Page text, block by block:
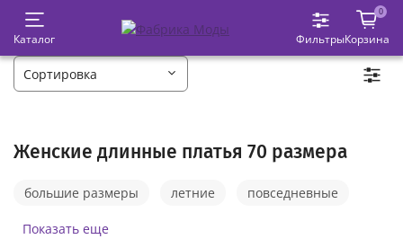
Каталог Фильтры
0
Корзина
Женские длинные платья 70 размера
большие размеры летние
повседневные
чёрные
белые
Показать еще